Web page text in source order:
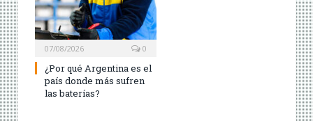
07/08/2026 0
¿Por qué Argentina es el
país donde más sufren
las baterías?